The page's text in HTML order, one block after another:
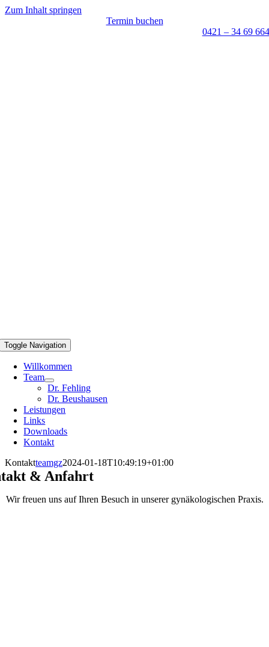
Zum Inhalt springen
Termin buchen
0421 – 34 69 664
Toggle Navigation
Willkommen
Team
Dr. Fehling
Dr. Beushausen
Leistungen
Links
Downloads
Kontakt
Kontaktteamgz2024-01-18T10:49:19+01:00
& Anfahrt
Wir freuen uns auf Ihren Besuch in unserer gynäkologischen Praxis.